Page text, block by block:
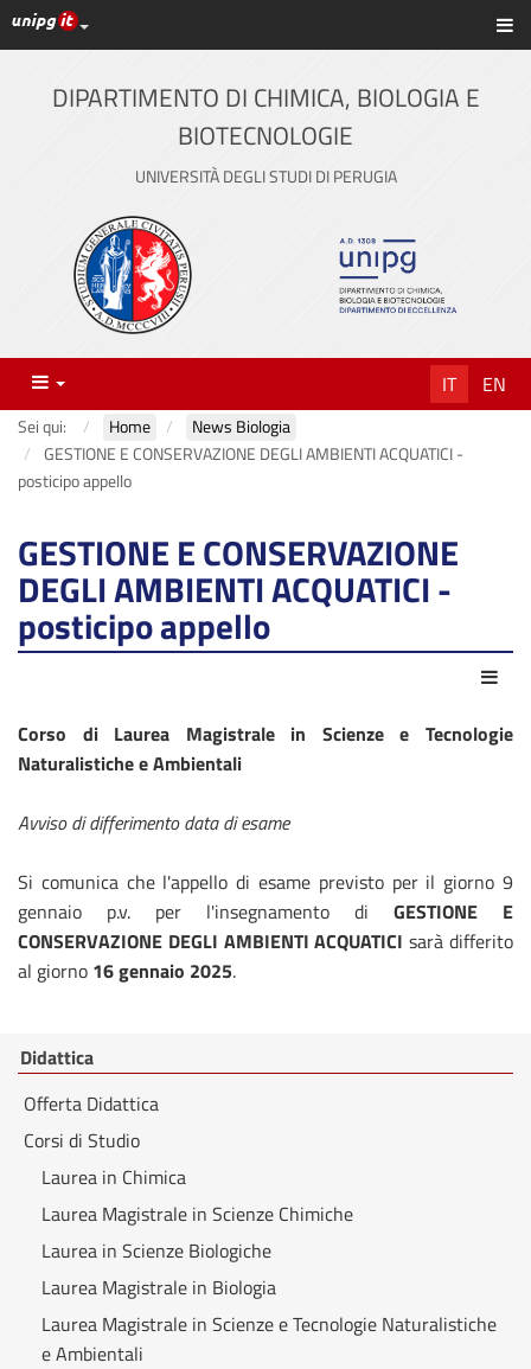
Vai
al
contenuto
principale
Link ai principali servizi web di Ateneo
DIPARTIMENTO DI CHIMICA, BIOLOGIA E
BIOTECNOLOGIE
UNIVERSITÀ DEGLI STUDI DI PERUGIA
Menu IT EN
Sei qui: Home
News Biologia
GESTIONE E CONSERVAZIONE DEGLI AMBIENTI ACQUATICI -
posticipo appello
GESTIONE E CONSERVAZIONE
DEGLI AMBIENTI ACQUATICI -
posticipo appello
Corso di Laurea Magistrale in Scienze e Tecnologie
Naturalistiche e Ambientali
Avviso di differimento data di esame
Si comunica che l'appello di esame previsto per il giorno 9
gennaio p.v. per l'insegnamento di GESTIONE E
CONSERVAZIONE DEGLI AMBIENTI ACQUATICI sarà differito
al giorno 16 gennaio 2025.
Didattica
Offerta Didattica
Corsi di Studio
Laurea in Chimica
Laurea Magistrale in Scienze Chimiche
Laurea in Scienze Biologiche
Laurea Magistrale in Biologia
Laurea Magistrale in Scienze e Tecnologie Naturalistiche
e Ambientali